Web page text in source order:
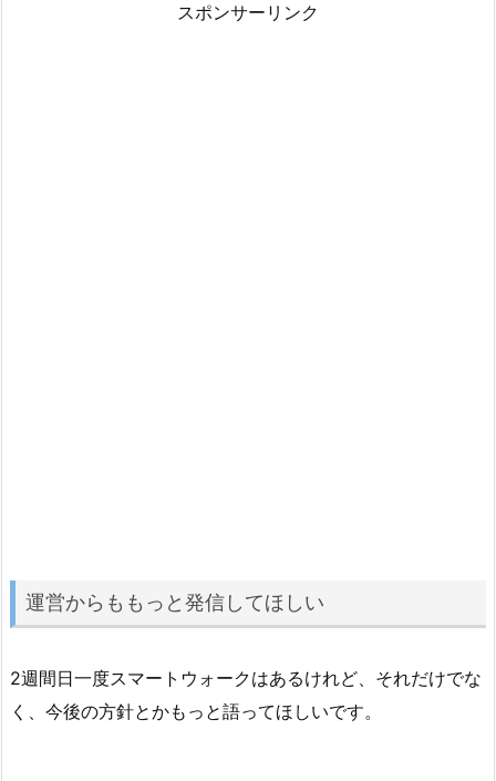
スポンサーリンク
運営からももっと発信してほしい
2週間日一度スマートウォークはあるけれど、それだけでな
く、今後の方針とかもっと語ってほしいです。